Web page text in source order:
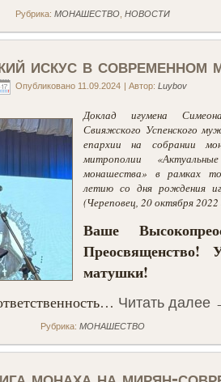
Рубрика: МОНАШЕСТВО НОВОСТИ
искус в современном
Опубликовано 11.09.2024 | Автор: Luybov
Доклад игумена
Свияжского Успенского
епархии на собрании
митрополии
монашества» в рамках
летию со дня рождения
(Череповец, 20 октября 2022
Ваше
матушки!
Читать далее
Рубрика: МОНАШЕСТВО